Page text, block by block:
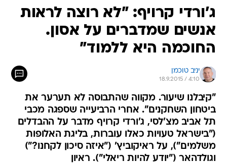
ג'ורדי קרויף: "לא רוצה לראות
אנשים שמדברים על אסון.
החוכמה היא ללמוד"
יניב טוכמן
18.9.2015 / 4:10
"קיבלנו שיעור. מקווה שהתבוסה לא תערער את
ביטחון השחקנים". אחרי הרביעייה שספגה מכבי
תל אביב מצ'לסי, ג'ורדי קרויף מדבר על ההבדלים
("בישראל טעויות כאלו עוברות, בליגת האלופות
משלמים"), על ראיקוביץ' ("איזה סיכון לקחנו?")
וגולדהאר ("יודע להיות ריאלי"). ראיון